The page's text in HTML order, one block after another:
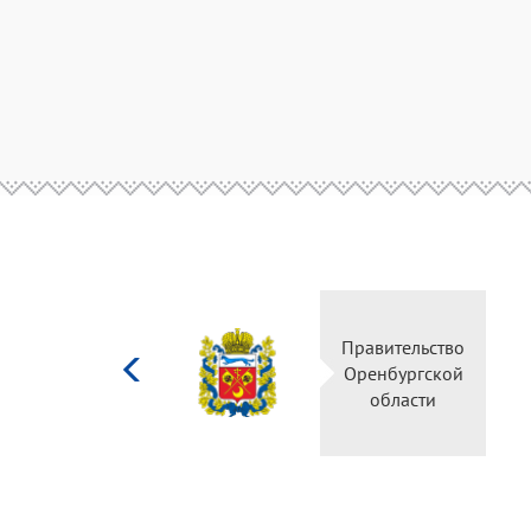
Правительство
Оренбургской
области